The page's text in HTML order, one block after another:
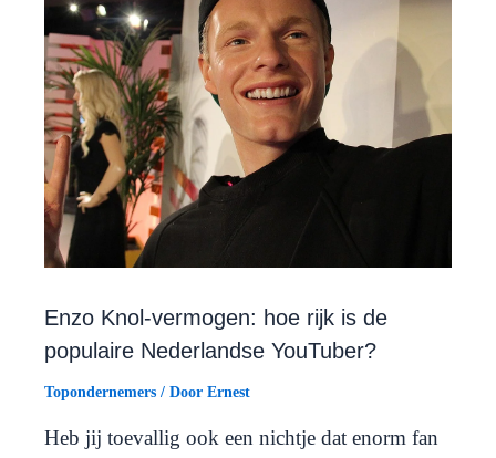
Enzo Knol-vermogen: hoe rijk is de
populaire Nederlandse YouTuber?
Topondernemers / Door Ernest
Heb jij toevallig ook een nichtje dat enorm fan